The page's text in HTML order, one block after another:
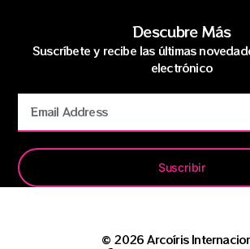
Descubre Más
Suscríbete y recibe las últimas
electrónico
Suscribir
© 2026 Arcoíris